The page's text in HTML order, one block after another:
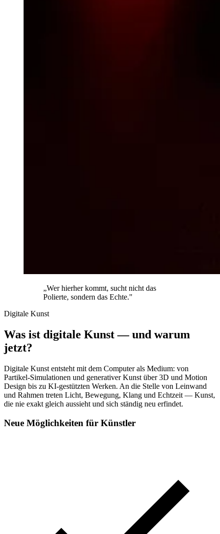
„Wer hierher kommt, sucht nicht das
Polierte, sondern das Echte."
Digitale Kunst
Was ist digitale Kunst — und warum
jetzt?
Digitale Kunst entsteht mit dem Computer als Medium: von
Partikel-Simulationen und generativer Kunst über 3D und Motion
Design bis zu KI-gestützten Werken. An die Stelle von Leinwand
und Rahmen treten Licht, Bewegung, Klang und Echtzeit — Kunst,
die nie exakt gleich aussieht und sich ständig neu erfindet.
Neue Möglichkeiten für Künstler